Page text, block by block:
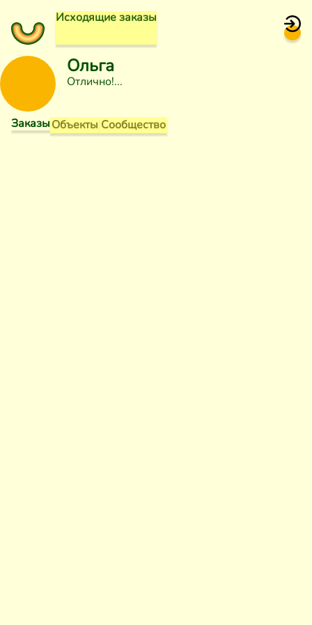
Исходящие заказы
Ольга
Отлично!
ЗаказыОбъекты Сообщество